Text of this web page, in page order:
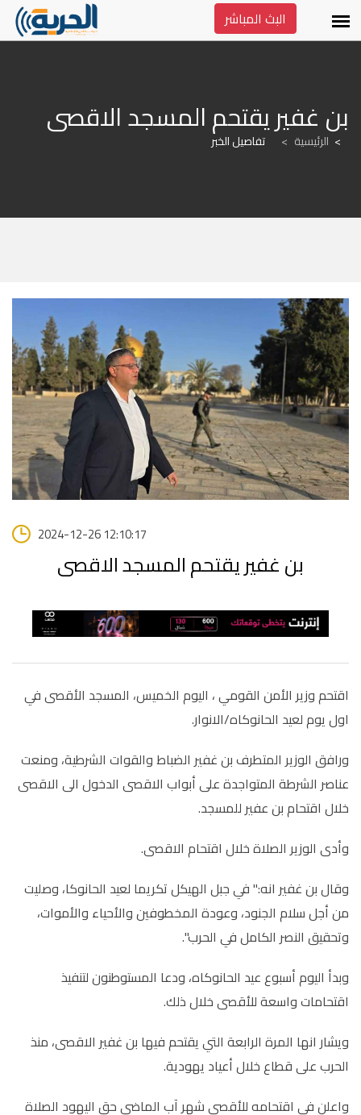
البث المباشر
بن غفير يقتحم المسجد الاقصى
الرئيسية > تفاصيل الخبر
2024-12-26 12:10:17
بن غفير يقتحم المسجد الاقصى
اقتحم وزير الأمن القومي ، اليوم الخميس، المسجد الأقصى في
اول يوم لعيد الحانوكاه/الانوار.
ورافق الوزير المتطرف بن غفير الضباط والقوات الشرطية، ومنعت
عناصر الشرطة المتواجدة على أبواب الاقصى الدخول الى الاقصى
خلال اقتحام بن عفير للمسجد.
وأدى الوزير الصلاة خلال اقتحام الاقصى.
وقال بن غفير انه:" في جبل الهيكل تكريما لعيد الحانوكا، وصليت
من أجل سلام الجنود، وعودة المخطوفين والأحياء والأموات،
وتحقيق النصر الكامل في الحرب".
وبدأ اليوم أسبوع عيد الحانوكاه، ودعا المستوطنون لتنفيذ
اقتحامات واسعة للأقصى خلال ذلك.
ويشار انها المرة الرابعة التي يقتحم فيها بن غفير الاقصى، منذ
الحرب على قطاع خلال أعياد يهودية.
واعلن في اقتحامه للأقصى شهر آب الماضي حق اليهود الصلاة